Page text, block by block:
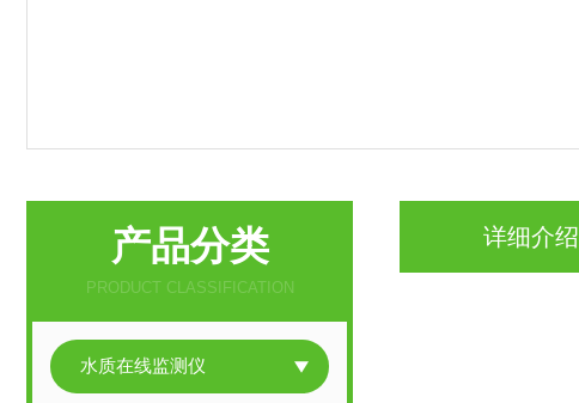
产品分类
PRODUCT CLASSIFICATION
水质在线监测仪
详细介绍